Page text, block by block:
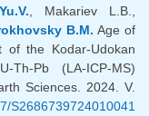
, Makariev L.B.,
B.M. Age of
the Kodar-Udokan
Pb (LA-ICP-MS)
Sciences. 2024. V.
S2686739724010041